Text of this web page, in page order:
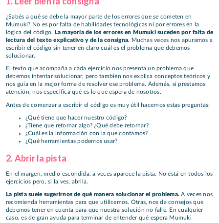
¿Sabés a qué se debe la mayor parte de los errores que se cometen en
Mumuki? No es por falta de habilidades tecnológicas ni por errores en la
lógica del código. La mayoría de los errores en Mumuki suceden por falta de
lectura del texto explicativo y de la consigna. Muchas veces nos apuramos a
escribir el código sin tener en claro cuál es el problema que debemos
solucionar.
El texto que acompaña a cada ejercicio nos presenta un problema que
debemos intentar solucionar, pero también nos explica conceptos teóricos y
nos guía en la mejor forma de resolver ese problema. Además, si prestamos
atención, nos especifica qué es lo que espera de nosotros.
Antes de comenzar a escribir el código es muy útil hacernos estas preguntas:
¿Qué tiene que hacer nuestro código?
¿Tiene que retornar algo? ¿Qué debe retornar?
¿Cuál es la información con la que contamos?
¿Qué herramientas podemos usar?
2. Abrir la pista
En el margen, medio escondida, a veces aparece la pista. No está en todos los
ejercicios pero, si la ves, abrila.
La pista suele sugerirnos de qué manera solucionar el problema. A veces nos
recomienda herramientas para que utilicemos. Otras, nos da consejos que
debemos tener en cuenta para que nuestra solución no falle. En cualquier
caso, es de gran ayuda para terminar de entender qué espera Mumuki